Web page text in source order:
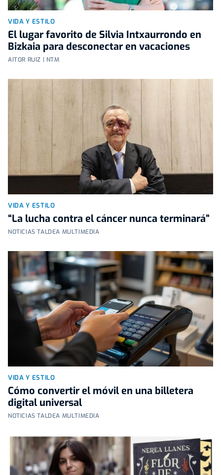
VIDA Y ESTILO
El lugar favorito de Silvia Intxaurrondo en
Bizkaia para desconectar en vacaciones
AITOR RUIZ | NTM
VIDA Y ESTILO
“La lucha contra el cáncer nunca terminará”
NOTICIAS TALDEA MULTIMEDIA
VIDA Y ESTILO
Cómo convertir el móvil en una billetera
digital universal
NOTICIAS TALDEA MULTIMEDIA